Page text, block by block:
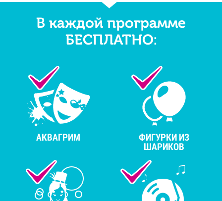
В каждой программе
БЕСПЛАТНО:
АКВАГРИМ ФИГУРКИ ИЗ
ШАРИКОВ